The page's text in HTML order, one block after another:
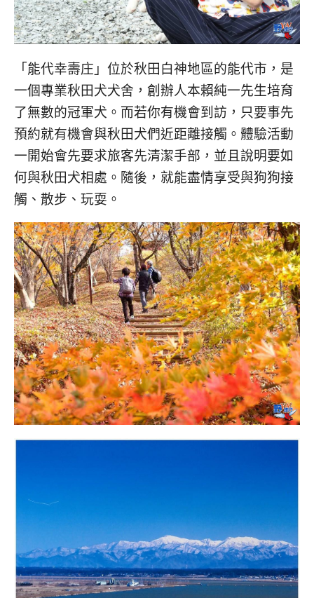
「能代幸壽庄」位於秋田白神地區的能代市，是
一個專業秋田犬犬舍，創辦人本賴純一先生培育
了無數的冠軍犬。而若你有機會到訪，只要事先
預約就有機會與秋田犬們近距離接觸。體驗活動
一開始會先要求旅客先清潔手部，並且說明要如
何與秋田犬相處。隨後，就能盡情享受與狗狗接
觸、散步、玩耍。